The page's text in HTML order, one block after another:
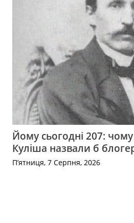
Йому сьогодні 207:
Куліша назвали б
П’ятниця, 7 Серпня, 2026